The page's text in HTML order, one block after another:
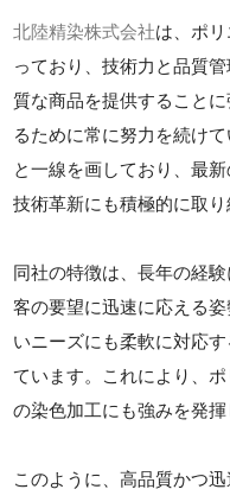
北陸精染株式会社は、ポ
っており、技術力と品質
質な商品を提供すること
るために常に努力を続け
と一線を画しており、最
技術革新にも積極的に取り
同社の特徴は、長年の経
客の要望に迅速に応える
いニーズにも柔軟に対応
ています。これにより、
の染色加工にも強みを発揮
このように、高品質かつ